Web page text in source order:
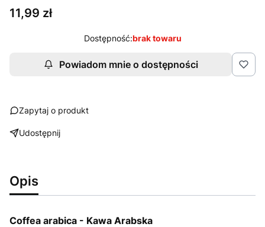
Cena
11,99 zł
Dostępność:brak towaru
Powiadom mnie o dostępności
Zapytaj o produkt
Udostępnij
Opis
Coffea arabica - Kawa Arabska